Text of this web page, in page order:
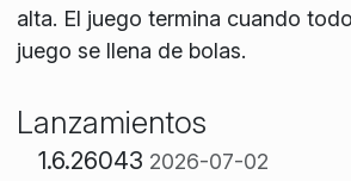
alta. El juego termina cuando
juego se llena de bolas.
Lanzamientos
1.6.26043 2026-07-02